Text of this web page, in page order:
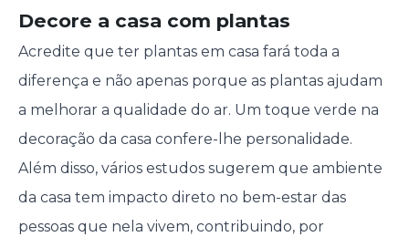
Decore a casa com plantas
Acredite que ter plantas em casa fará toda a
diferença e não apenas porque as plantas ajudam
a melhorar a qualidade do ar. Um toque verde na
decoração da casa confere-lhe personalidade.
Além disso, vários estudos sugerem que ambiente
da casa tem impacto direto no bem-estar das
pessoas que nela vivem, contribuindo, por